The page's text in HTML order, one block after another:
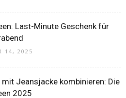
Last-Minute Geschenk für
14, 2025
mit Jeansjacke kombinieren: Die
2025